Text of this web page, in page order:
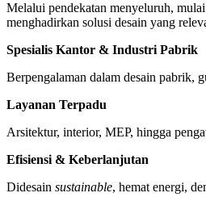
Melalui pendekatan menyeluruh,
menghadirkan solusi desain yang
Spesialis Kantor & Industri Pabrik
Berpengalaman dalam desain pabrik,
Layanan Terpadu
Arsitektur, interior, MEP, hingga
Efisiensi & Keberlanjutan
Didesain sustainable, hemat energi,